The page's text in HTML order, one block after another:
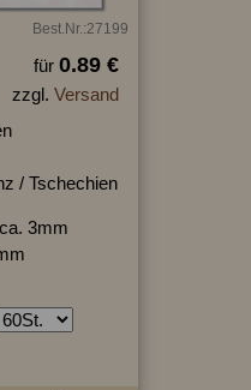
Best.Nr.:27199
für 0.89 €
zzgl. Versand
/ Tschechien
3mm